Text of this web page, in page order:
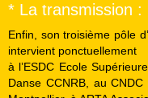
* La transmission :
Enfin, son troisième pôle
intervient ponctuellement
à l’ESDC Ecole
Danse CCNRB, au